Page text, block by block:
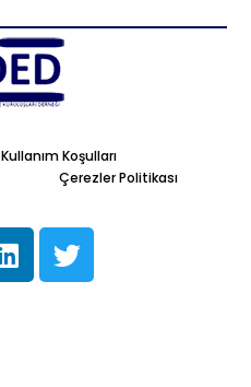
Kullanım Koşulları
Çerezler Politikası